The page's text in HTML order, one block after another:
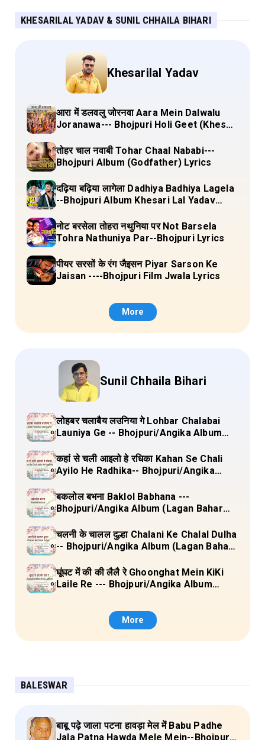
KHESARILAL YADAV & SUNIL CHHAILA BIHARI
Khesarilal Yadav
आरा में डलवलु जोरनवा Aara Mein Dalwalu
Joranawa--- Bhojpuri Holi Geet (Khesari
तोहर चाल नवाबी Tohar Chaal Nababi---
Bhojpuri Album (Godfather) Lyrics
दढ़िया बढ़िया लागेला Dadhiya Badhiya Lagela
--Bhojpuri Album Khesari Lal Yadav
नोट बरसेला तोहरा नथुनिया पर Not Barsela
Tohra Nathuniya Par--Bhojpuri Lyrics
पीयर सरसों के रंग जैइसन Piyar Sarson Ke
Jaisan ----Bhojpuri Film Jwala Lyrics
More
Sunil Chhaila Bihari
लोहबर चलाबैय लउनिया गे Lohbar Chalabai
Launiya Ge -- Bhojpuri/Angika Album
Lyrics
कहां से चली आइलो हे रधिका Kahan Se Chali
Ayilo He Radhika-- Bhojpuri/Angika
3) Full Lyrics
बकलोल बभना Baklol Babhana ---
Bhojpuri/Angika Album (Lagan Bahar
चलनी के चालल दुल्हा Chalani Ke Chalal Dulha
-- Bhojpuri/Angika Album (Lagan Bahar
घूंघट में की की लैलै रे Ghoonghat Mein KiKi
Laile Re --- Bhojpuri/Angika Album
More
BALESWAR
बाबू पढ़े जाला पटना हावड़ा मेल में Babu Padhe
Jala Patna Hawda Mele Mein--Bhojpuri